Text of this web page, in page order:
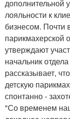
дополнительной
лояльности к
бизнесом. Почти
парикмахерской
утверждают
начальник
рассказывает,
детскую
спонтанно -
"Со временем